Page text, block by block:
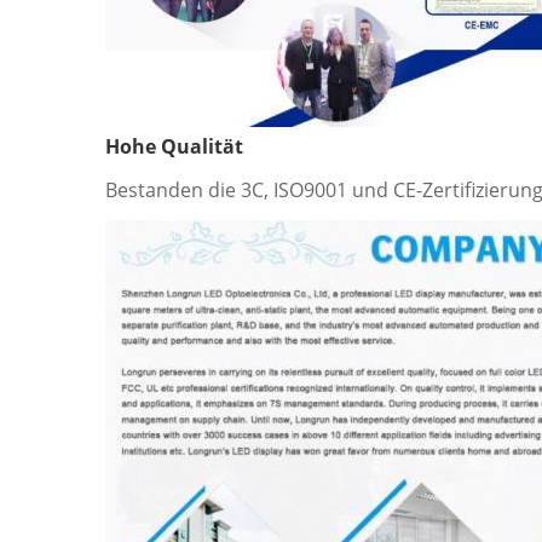
Hohe Qualität
Bestanden die 3C, ISO9001 und CE-